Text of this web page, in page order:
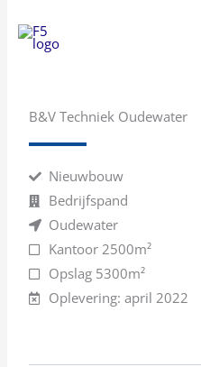
naar
B&V Techniek Oudewater
Nieuwbouw
Bedrijfspand
Oudewater
Kantoor 2500m²
Opslag 5300m²
Oplevering: april 2022